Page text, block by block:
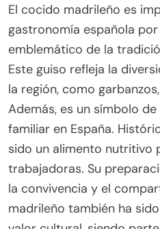
El cocido madrileño es
gastronomía española
emblemático de la
Este guiso refleja la
la región, como
Además, es un símbolo
familiar en España.
sido un alimento nutritivo
trabajadoras. Su
la convivencia y el
madrileño también ha